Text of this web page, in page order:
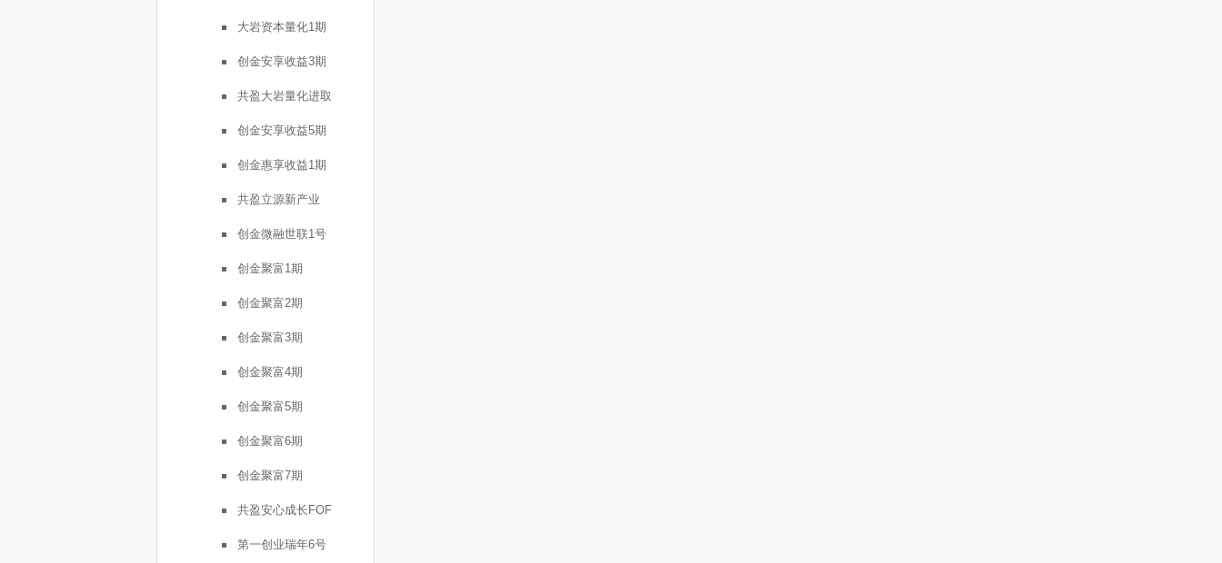
大岩资本量化1期
创金安享收益3期
共盈大岩量化进取
创金安享收益5期
创金惠享收益1期
共盈立源新产业
创金微融世联1号
创金聚富1期
创金聚富2期
创金聚富3期
创金聚富4期
创金聚富5期
创金聚富6期
创金聚富7期
共盈安心成长FOF
第一创业瑞年6号